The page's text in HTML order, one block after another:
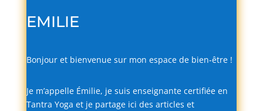
EMILIE
Bonjour et bienvenue sur mon espace de bien-être !
Je m’appelle Émilie, je suis enseignante certifiée en
Tantra Yoga et je partage ici des articles et